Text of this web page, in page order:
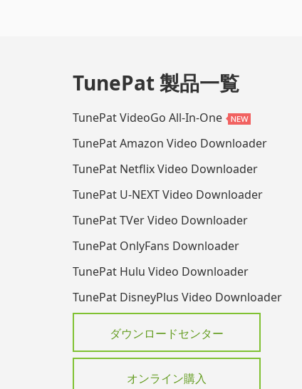
TunePat 製品一覧
TunePat VideoGo All-In-One
TunePat Amazon Video Downloader
TunePat Netflix Video Downloader
TunePat U-NEXT Video Downloader
TunePat TVer Video Downloader
TunePat OnlyFans Downloader
TunePat Hulu Video Downloader
TunePat DisneyPlus Video Downloader
ダウンロードセンター
オンライン購入